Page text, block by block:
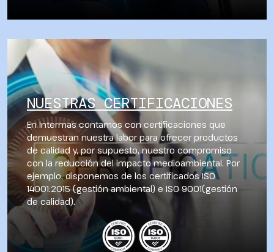
NUESTRAS CERTIFICACIONES
En Intermas contamos con certificaciones que
demuestran nuestra labor para ofrecer productos
de calidad y, por supuesto, nuestro compromiso
con la reducción del impacto medioambiental. Por
ejemplo, disponemos de los certificados ISO
14001:2015 (gestión ambiental) e ISO 9001(gestión
de calidad).